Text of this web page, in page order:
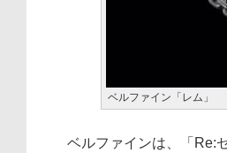
ベルファイン「レム」
ベルファインは、「Re: